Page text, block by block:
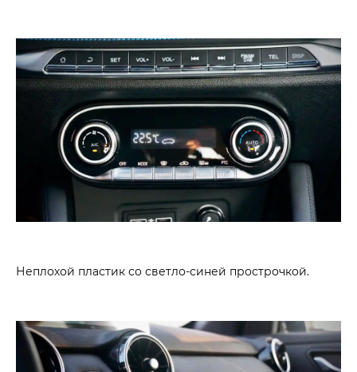
Неплохой пластик со светло-синей прострочкой.